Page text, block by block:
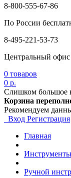
8-800-555-67-86
По России
8-495-221-53-73
Центральный офис
0 товаров
0 р.
Слишком большое
Корзина
Рекомендуем
Вход Регистрация
Главная
Инструменты
Ручной